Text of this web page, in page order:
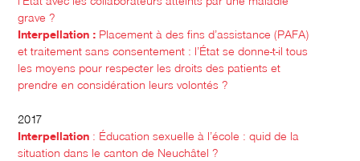
grave ?
Interpellation : Placement à des fins d’assistance (PAFA)
et traitement sans consentement : l’État se donne-t-il tous
les moyens pour respecter les droits des patients et
prendre en considération leurs volontés ?
2017
Interpellation : Éducation sexuelle à l’école : quid de la
situation dans le canton de Neuchâtel ?